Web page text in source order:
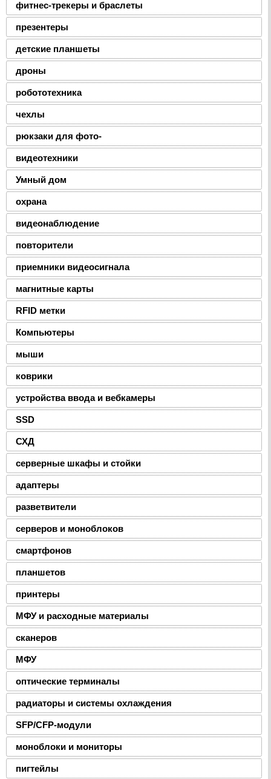
фитнес-трекеры и браслеты
презентеры
детские планшеты
дроны
робототехника
чехлы
рюкзаки для фото-
видеотехники
Умный дом
охрана
видеонаблюдение
повторители
приемники видеосигнала
магнитные карты
RFID метки
Компьютеры
мыши
коврики
устройства ввода и вебкамеры
SSD
СХД
серверные шкафы и стойки
адаптеры
разветвители
серверов и моноблоков
смартфонов
планшетов
принтеры
МФУ и расходные материалы
сканеров
МФУ
оптические терминалы
радиаторы и системы охлаждения
SFP/CFP-модули
моноблоки и мониторы
пигтейлы